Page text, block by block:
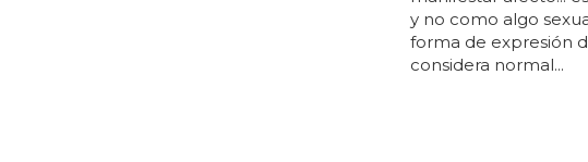
y no como algo
forma de expresión
considera normal...